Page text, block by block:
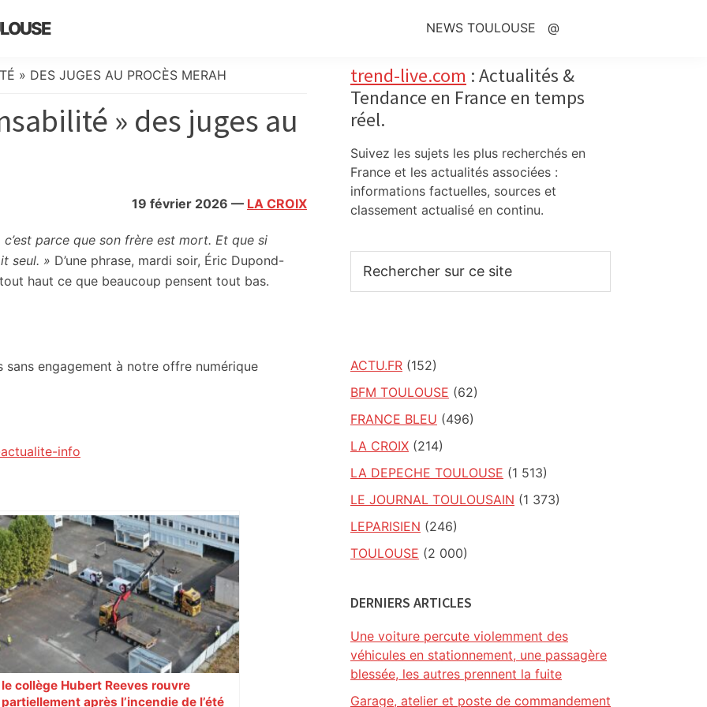
NEWS TOULOUSE @
» DES JUGES AU PROCÈS MERAH
» des juges au
19 février 2026 — LA CROIX
parce que son frère est mort. Et que si
seul. » D’une phrase, mardi soir, Éric Dupond-
haut ce que beaucoup pensent tout bas.
engagement à notre offre numérique
info
le collège Hubert Reeves rouvre
partiellement après l’incendie de l’été
Primary
Sidebar
trend-live.com : Actualités &
Tendance en France en temps
réel.
Suivez les sujets les plus recherchés en
France et les actualités associées :
informations factuelles, sources et
classement actualisé en continu.
sur
ACTU.FR (152)
BFM TOULOUSE (62)
FRANCE BLEU (496)
LA CROIX (214)
LA DEPECHE TOULOUSE (1 513)
LE JOURNAL TOULOUSAIN (1 373)
LEPARISIEN (246)
TOULOUSE (2 000)
DERNIERS ARTICLES
Une voiture percute violemment des
véhicules en stationnement, une passagère
blessée, les autres prennent la fuite
Garage, atelier et poste de commandement